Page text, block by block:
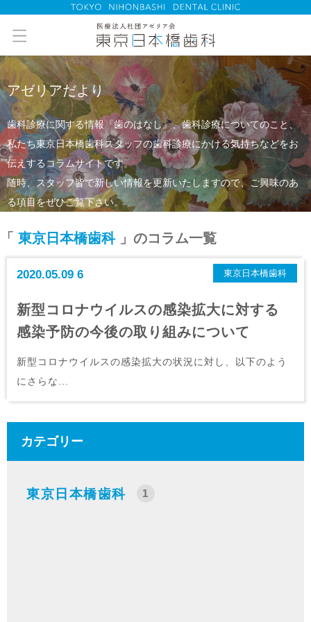
アゼリアだより
歯科診療に関する情報『歯のはなし』、歯科診療についてのこと、
私たち東京日本橋歯科スタッフの歯科診療にかける気持ちなどをお
伝えするコラムサイトです。
随時、スタッフ皆で新しい情報を更新いたしますので、ご興味のあ
る項目をぜひご覧下さい。
「 東京日本橋歯科」のコラム一覧
2020.05.09 6 東京日本橋歯科
新型コロナウイルスの感染拡大に対する
感染予防の今後の取り組みについて
新型コロナウイルスの感染拡大の状況に対し、以下のよう
にさらな...
カテゴリー
東京日本橋歯科 1